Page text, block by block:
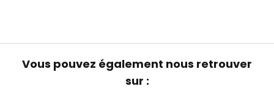
Vous pouvez également nous retrouver
sur :